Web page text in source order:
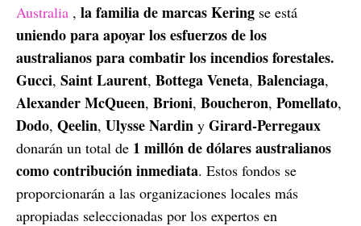
Australia , la familia de marcas Kering se está
uniendo para apoyar los esfuerzos de los
australianos para combatir los incendios forestales.
Gucci, Saint Laurent, Bottega Veneta, Balenciaga,
Alexander McQueen, Brioni, Boucheron, Pomellato,
Dodo, Qeelin, Ulysse Nardin y Girard-Perregaux
donarán un total de 1 millón de dólares australianos
como contribución inmediata. Estos fondos se
proporcionarán a las organizaciones locales más
apropiadas seleccionadas por los expertos en